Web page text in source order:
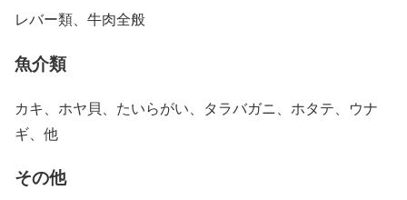
レバー類、牛肉全般
魚介類
カキ、ホヤ貝、たいらがい、タラバガニ、ホタテ、ウナ
ギ、他
その他